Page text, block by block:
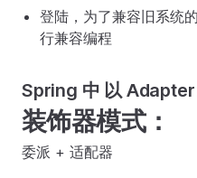
登陆，为了兼容旧系统
行兼容编程
Spring 中 以 Adapter
装饰器模式：
委派 + 适配器